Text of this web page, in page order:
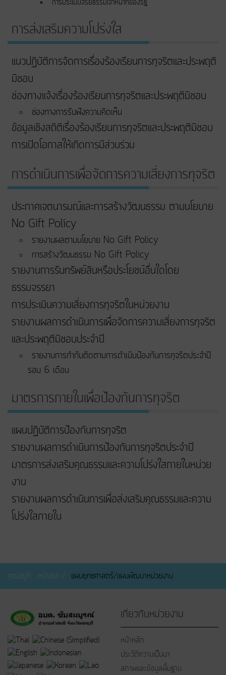
การส่งเสริมความโปร่งใส
แนวปฏิบัติการจัดการเรื่องร้องเรียนการทุจริตและประพฤติ
มิชอบ
ช่องทางแจ้งเรื่องร้องเรียนการทุจริตและประพฤติมิชอบ
ช่องทางการรับฟังความคิดเห็น
ข้อมูลเชิงสถิติเรื่องร้องเรียนการทุจริตและประพฤติมิชอบ
การเปิดโอกาสให้เกิดการมีส่วนร่วม
การดำเนินการเพื่อจัดการความเสี่ยงการทุจริต
ประกาศเจตนารมณ์และการสร้างวัฒนธรรม ตามนโยบาย
No Gift Policy
รายงานผลตามนโยบาย No Gift Policy
การสร้างวัฒนธรรม No Gift Policy
รายงานการรับทรัพย์สินหรือประโยชน์อื่นใดโดย
ธรรมจรรยา
การประเมินความเสี่ยงการทุจริตในหน่วยงาน
รายงานผลการดำเนินการเพื่อจัดการความเสี่ยงการทุจริต
และประพฤติมิชอบประจำปี
รายงานการกำกับติดตามการดำเนินป้องกันการทุจริตประจำปี
รอบ 6 เดือน
มาตรการภายในเพื่อป้องกันการทุจริต
แผนปฏิบัติการป้องกันการทุจริต
รายงานผลการดำเนินการป้องกันการทุจริตประจำปี
มาตรการส่งเสริมคุณธรรมและความโปร่งใสภายในหน่วย
งาน
รายงานผลการดำเนินการเพื่อส่งเสริมคุณธรรมและความ
โปร่งใสภายใน
คุณอยู่ที่: หน้าแรก แผนยุทธศาสตร์/แผนพัฒนาหน่วยงาน
เกี่ยวกับหน่วยงาน
หน้าหลัก
ประวัติความเป็นมา
สภาพและข้อมูลพื้นฐาน